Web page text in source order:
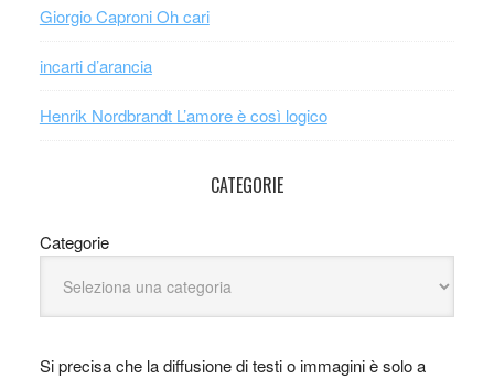
Giorgio Caproni Oh cari
incarti d’arancia
Henrik Nordbrandt L’amore è così logico
CATEGORIE
Categorie
Si precisa che la diffusione di testi o immagini è solo a